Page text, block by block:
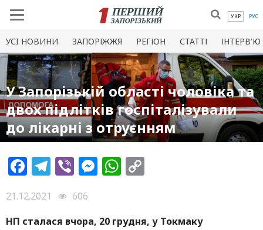
УКР РУС
УСI НОВИНИ ЗАПОРІЖЖЯ РЕГІОН СТАТТІ ІНТЕРВ'Ю
У Запорізькій області чоловіка та
двох підлітків госпіталізували
до лікарні з отруєнням
Facebook
Telegram
ViberMessenger
WhatsApp
21.12.2021
606
НП сталася вчора, 20 грудня, у Токмаку